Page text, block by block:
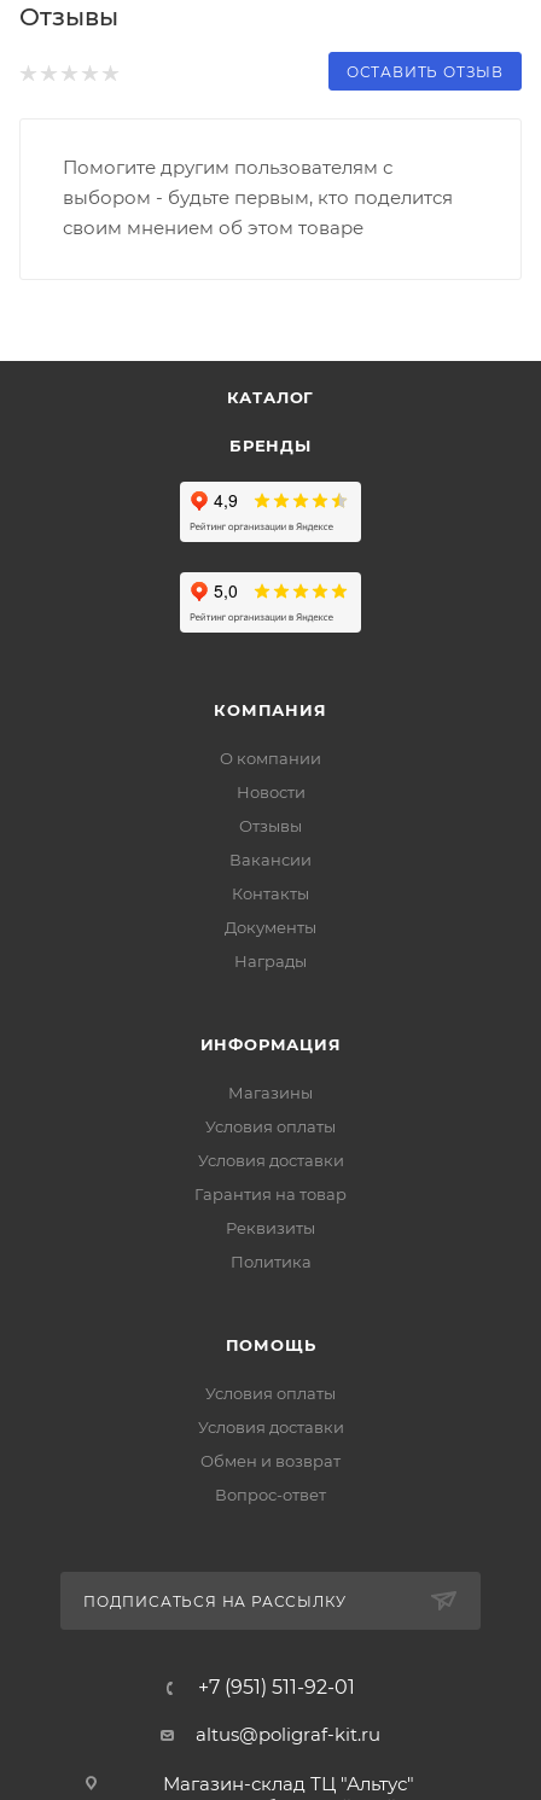
Отзывы
ОСТАВИТЬ ОТЗЫВ
Помогите другим пользователям с
выбором - будьте первым, кто поделится
своим мнением об этом товаре
КАТАЛОГ
БРЕНДЫ
КОМПАНИЯ
О компании
Новости
Отзывы
Вакансии
Контакты
Документы
Награды
ИНФОРМАЦИЯ
Магазины
Условия оплаты
Условия доставки
Гарантия на товар
Реквизиты
Политика
ПОМОЩЬ
Условия оплаты
Условия доставки
Обмен и возврат
Вопрос-ответ
ПОДПИСАТЬСЯ НА РАССЫЛКУ
+7 (951) 511-92-01
altus@poligraf-kit.ru
Магазин-склад ТЦ "Альтус"